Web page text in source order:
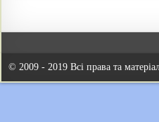
© 2009 - 2019 Всі права та